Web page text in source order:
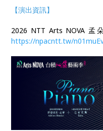
【演出資訊】
2026 NTT Arts NOVA 孟
https://npacntt.tw/